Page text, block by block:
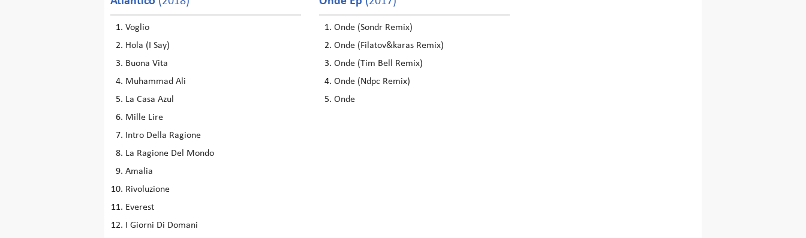
Voglio
Hola (I Say)
Buona Vita
Muhammad Ali
La Casa Azul
Mille Lire
Intro Della Ragione
La Ragione Del Mondo
Amalia
Rivoluzione
Everest
I Giorni Di Domani
Onde (Sondr Remix)
Onde (Filatov&karas Remix)
Onde (Tim Bell Remix)
Onde (Ndpc Remix)
Onde